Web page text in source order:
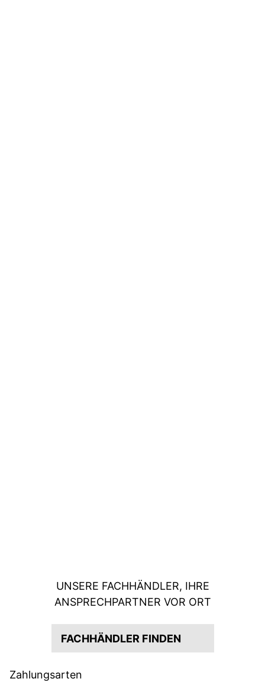
UNSERE FACHHÄNDLER, IHRE
ANSPRECHPARTNER VOR ORT
FACHHÄNDLER FINDEN
Zahlungsarten